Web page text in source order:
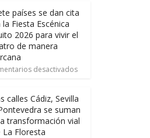
países se dan cita
la Fiesta Escénica
2026 para vivir el
de manera
desactivados
calles Cádiz, Sevilla
se suman
transformación vial
La Floresta